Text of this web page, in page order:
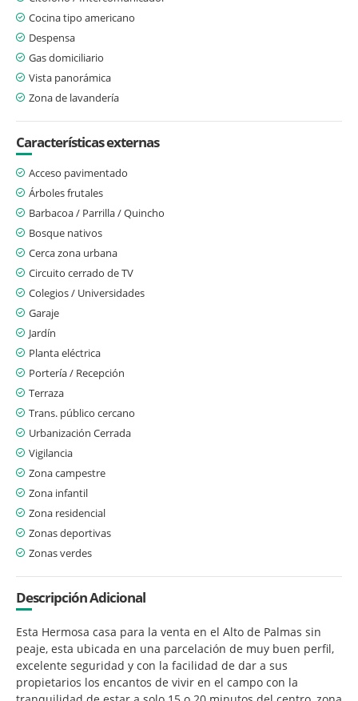
Cocina tipo americano
Despensa
Gas domiciliario
Vista panorámica
Zona de lavandería
Características externas
Acceso pavimentado
Árboles frutales
Barbacoa / Parrilla / Quincho
Bosque nativos
Cerca zona urbana
Circuito cerrado de TV
Colegios / Universidades
Garaje
Jardín
Planta eléctrica
Portería / Recepción
Terraza
Trans. público cercano
Urbanización Cerrada
Vigilancia
Zona campestre
Zona infantil
Zona residencial
Zonas deportivas
Zonas verdes
Descripción Adicional
Esta Hermosa casa para la venta en el Alto de Palmas sin
peaje, esta ubicada en una parcelación de muy buen perfil,
excelente seguridad y con la facilidad de dar a sus
propietarios los encantos de vivir en el campo con la